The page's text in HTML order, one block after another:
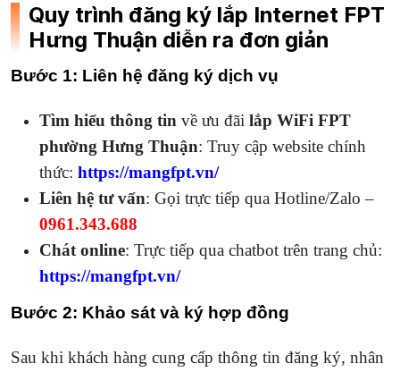
Quy trình đăng ký lắp Internet FPT
Hưng Thuận diễn ra đơn giản
Bước 1: Liên hệ đăng ký dịch vụ
Tìm hiểu thông tin về ưu đãi lắp WiFi FPT
phường Hưng Thuận: Truy cập website chính
thức: https://mangfpt.vn/
Liên hệ tư vấn: Gọi trực tiếp qua Hotline/Zalo –
0961.343.688
Chát online: Trực tiếp qua chatbot trên trang chủ:
https://mangfpt.vn/
Bước 2: Khảo sát và ký hợp đồng
Sau khi khách hàng cung cấp thông tin đăng ký, nhân